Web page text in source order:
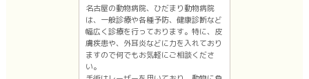
名古屋の動物病院、ひだまり動物病院
は、一般診療や各種予防、健康診断など
幅広く診療を行っております。特に、皮
膚疾患や、外耳炎などに力を入れており
ますので何でもお気軽にご相談くださ
い。